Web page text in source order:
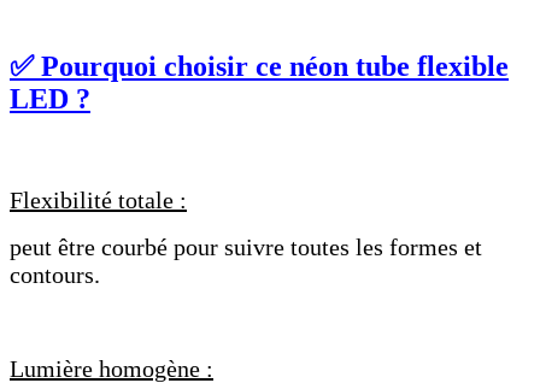
✅ Pourquoi choisir ce néon tube flexible
LED ?
Flexibilité totale :
peut être courbé pour suivre toutes les formes et
contours.
Lumière homogène :